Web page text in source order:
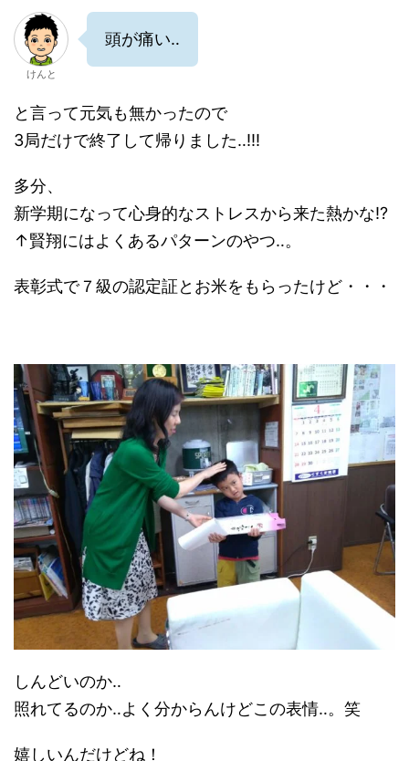
けんと
頭が痛い‥
と言って元気も無かったので
3局だけで終了して帰りました‥!!!
多分、
新学期になって心身的なストレスから来た熱かな!?
↑賢翔にはよくあるパターンのやつ‥。
表彰式で７級の認定証とお米をもらったけど・・・
しんどいのか‥
照れてるのか‥よく分からんけどこの表情‥。笑
嬉しいんだけどね！